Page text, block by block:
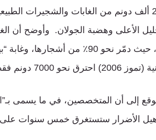
الأعلى وهضبة الجولان. وأوضح أن
“رمات نفتالي”، حيث دمّر نحو 90٪
7000 دونم فقط.
إلى أن المتخصصين، في ما يسمى
الأضرار ستستغرق خمس سنوات على